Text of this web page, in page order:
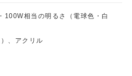
100W相当の明るさ（電球色・白
、アクリル